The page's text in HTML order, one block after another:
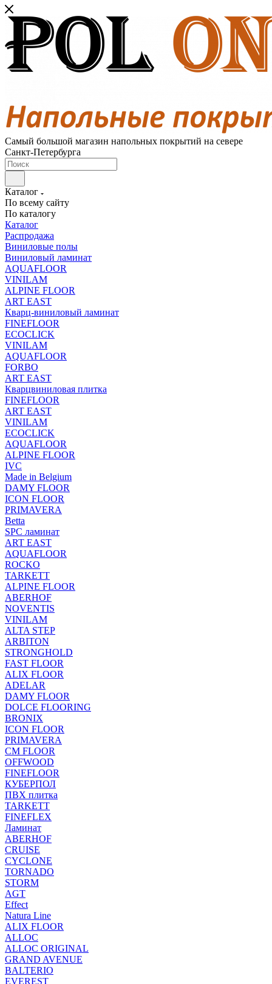
Самый большой магазин напольных покрытий на севере
Санкт-Петербурга
Каталог
По всему сайту
По каталогу
Каталог
Распродажа
Виниловые полы
Виниловый ламинат
AQUAFLOOR
VINILAM
ALPINE FLOOR
ART EAST
Кварц-виниловый ламинат
FINEFLOOR
ECOCLICK
VINILAM
AQUAFLOOR
FORBO
ART EAST
Кварцвиниловая плитка
FINEFLOOR
ART EAST
VINILAM
ECOCLICK
AQUAFLOOR
ALPINE FLOOR
IVC
Made in Belgium
DAMY FLOOR
ICON FLOOR
PRIMAVERA
Betta
SPC ламинат
ART EAST
AQUAFLOOR
ROCKO
TARKETT
ALPINE FLOOR
ABERHOF
NOVENTIS
VINILAM
ALTA STEP
ARBITON
STRONGHOLD
FAST FLOOR
ALIX FLOOR
ADELAR
DAMY FLOOR
DOLCE FLOORING
BRONIX
ICON FLOOR
PRIMAVERA
CM FLOOR
OFFWOOD
FINEFLOOR
КУБЕРПОЛ
ПВХ плитка
TARKETT
FINEFLEX
Ламинат
ABERHOF
CRUISE
CYCLONE
TORNADO
STORM
AGT
Effect
Natura Line
ALIX FLOOR
ALLOC
ALLOC ORIGINAL
GRAND AVENUE
BALTERIO
EVEREST